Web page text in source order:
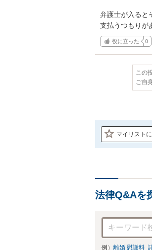
弁護士が入ると
支払うつもりが
役に立った 0
この
ご自
マイリスト
法律Q&Aを
例） 離婚 慰謝料